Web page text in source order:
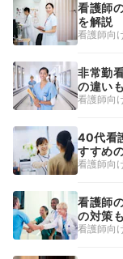
看護師
を解説
看護師向
非常勤
の違い
看護師向
40代看
すすめ
看護師向
看護師
の対策
看護師向